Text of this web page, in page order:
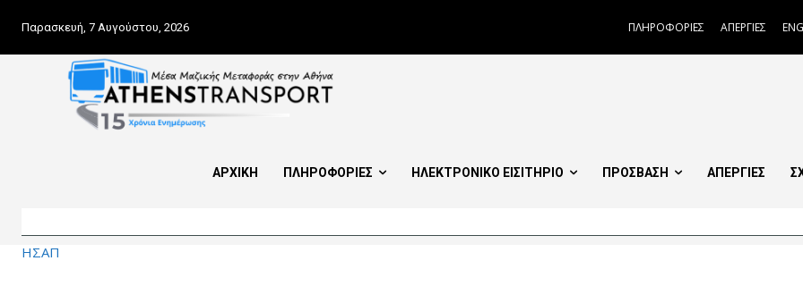
Παρασκευή, 7 Αυγούστου, 2026 ΠΛΗΡΟΦΟΡΙΕΣ ΑΠΕΡΓΙΕΣ
ΑΡΧΙΚΗ ΠΛΗΡΟΦΟΡΙΕΣ ΗΛΕΚΤΡΟΝΙΚΟ ΕΙΣΙΤΗΡΙΟ ΠΡΟΣΒΑΣΗ ΑΠΕΡΓΙΕΣ
ΗΣΑΠ